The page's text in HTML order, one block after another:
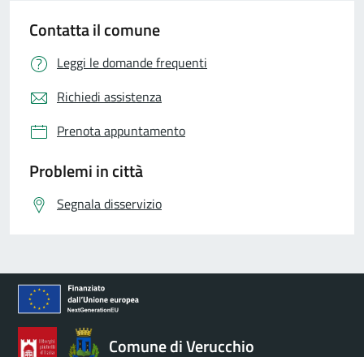
Contatta il comune
Leggi le domande frequenti
Richiedi assistenza
Prenota appuntamento
Problemi in città
Segnala disservizio
Comune di Verucchio